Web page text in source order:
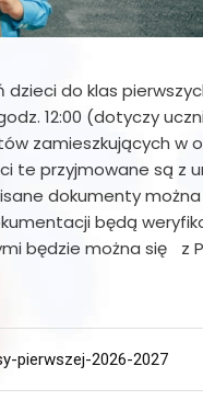
dzieci do klas
12:00 (dotyczy
zamieszkujących w
te przyjmowane są z
dokumenty
będą
będzie można się z
pierwszej-2026-2027